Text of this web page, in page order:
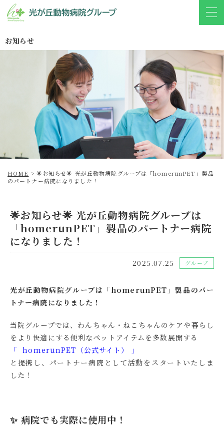
お知らせ
HOME > 🌟お知らせ🌟 光が丘動物病院グループは「homerunPET」製品
のパートナー病院になりました！
🌟お知らせ🌟 光が丘動物病院グループは
「homerunPET」製品のパートナー病院
になりました！
2025.07.25 グループ
光が丘動物病院グループは「homerunPET」製品のパー
トナー病院になりました！
当院グループでは、わんちゃん・ねこちゃんのケアや暮らし
をより快適にする便利なペットアイテムを多数展開する
「 homerunPET（公式サイト） 」
と提携し、パートナー病院として活動をスタートいたしま
した！
✨ 病院でも実際に使用中！